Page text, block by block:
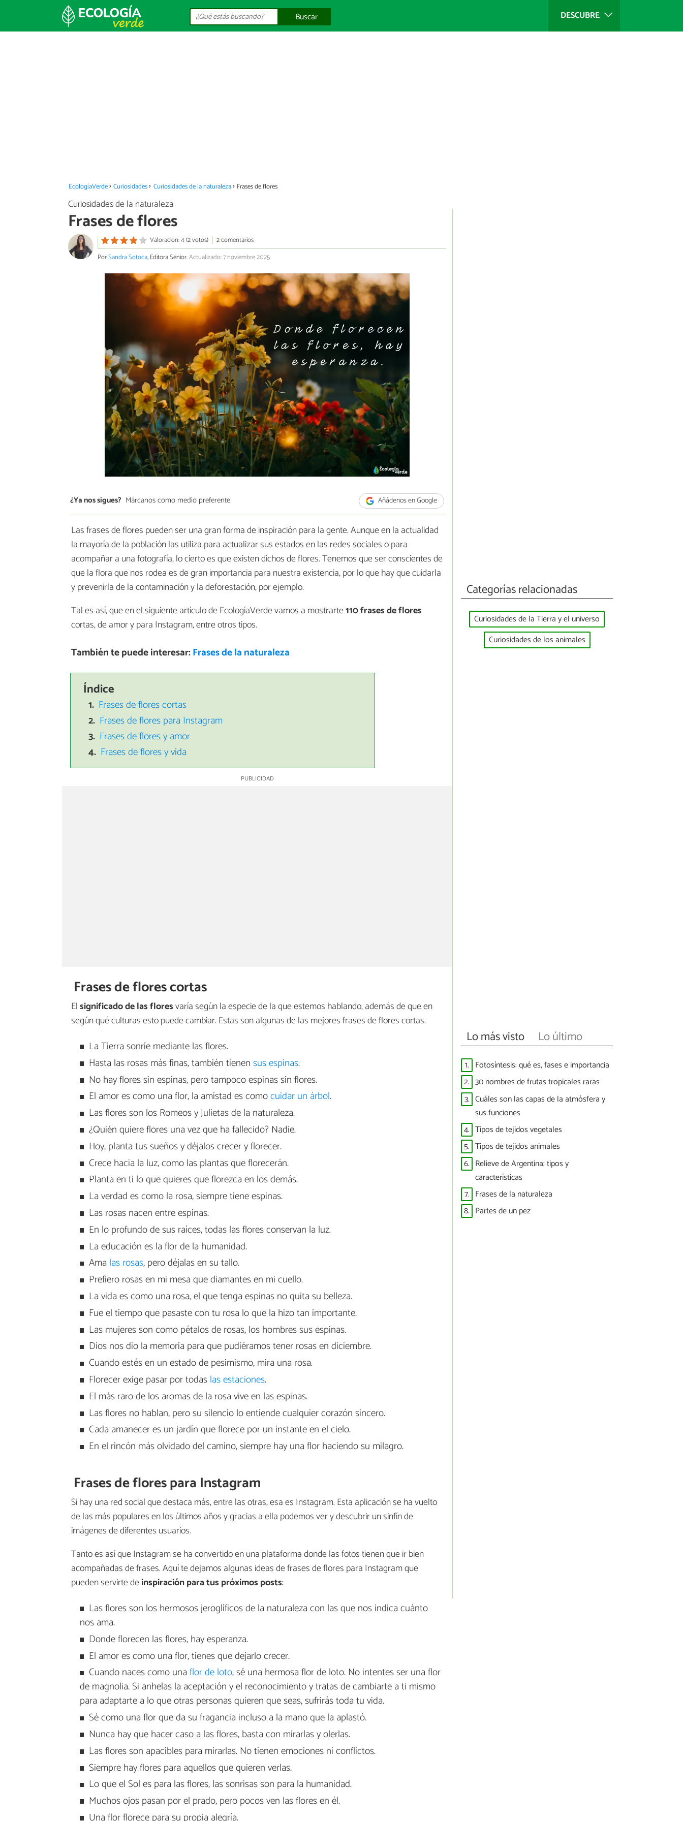
DESCUBRE
Buscar
EcologíaVerde Curiosidades Curiosidades de la naturaleza Frases de flores
Curiosidades de la naturaleza
Frases de flores
Valoración: 4 (2 votos)
2 comentarios
PorSandra Sotoca, Editora Sénior.Actualizado: 7 noviembre 2025
¿Ya nos sigues? Márcanos como medio preferente Añádenos en Google
Las frases de flores pueden ser una gran forma de inspiración para la gente. Aunque en la actualidad
la mayoría de la población las utiliza para actualizar sus estados en las redes sociales o para
acompañar a una fotografía, lo cierto es que existen dichos de flores. Tenemos que ser conscientes de
que la flora que nos rodea es de gran importancia para nuestra existencia, por lo que hay que cuidarla
y prevenirla de la contaminación y la deforestación, por ejemplo.
Tal es así, que en el siguiente artículo de EcologíaVerde vamos a mostrarte110 frases de flores
cortas, de amor y para Instagram, entre otros tipos.
También te puede interesar:Frases de la naturaleza
Índice
Frases de flores cortas
Frases de flores para Instagram
Frases de flores y amor
Frases de flores y vida
Frases de flores cortas
Elsignificado de las floresvaría según la especie de la que estemos hablando, además de que en
según qué culturas esto puede cambiar. Estas son algunas de las mejores frases de flores cortas.
La Tierra sonríe mediante las flores.
Hasta las rosas más finas, también tienensus espinas.
No hay flores sin espinas, pero tampoco espinas sin flores.
El amor es como una flor, la amistad es comocuidar un árbol.
Las flores son los Romeos y Julietas de la naturaleza.
¿Quién quiere flores una vez que ha fallecido? Nadie.
Hoy, planta tus sueños y déjalos crecer y florecer.
Crece hacia la luz, como las plantas que florecerán.
Planta en ti lo que quieres que florezca en los demás.
La verdad es como la rosa, siempre tiene espinas.
Las rosas nacen entre espinas.
En lo profundo de sus raíces, todas las flores conservan la luz.
La educación es la flor de la humanidad.
Ama las rosas, pero déjalas en su tallo.
Prefiero rosas en mi mesa que diamantes en mi cuello.
La vida es como una rosa, el que tenga espinas no quita su belleza.
Fue el tiempo que pasaste con tu rosa lo que la hizo tan importante.
Las mujeres son como pétalos de rosas, los hombres sus espinas.
Dios nos dio la memoria para que pudiéramos tener rosas en diciembre.
Cuando estés en un estado de pesimismo, mira una rosa.
Florecer exige pasar por todaslas estaciones.
El más raro de los aromas de la rosa vive en las espinas.
Las flores no hablan, pero su silencio lo entiende cualquier corazón sincero.
Cada amanecer es un jardín que florece por un instante en el cielo.
En el rincón más olvidado del camino, siempre hay una flor haciendo su milagro.
Frases de flores para Instagram
Si hay una red social que destaca más, entre las otras, esa es Instagram. Esta aplicación se ha vuelto
de las más populares en los últimos años y gracias a ella podemos ver y descubrir un sinfín de
imágenes de diferentes usuarios.
Tanto es así que Instagram se ha convertido en una plataforma donde las fotos tienen que ir bien
acompañadas de frases. Aquí te dejamos algunas ideas de frases de flores para Instagram que
pueden servirte deinspiración para tus próximos posts:
Las flores son los hermosos jeroglíficos de la naturaleza con las que nos indica cuánto
nos ama.
Donde florecen las flores, hay esperanza.
El amor es como una flor, tienes que dejarlo crecer.
Cuando naces como unaflor de loto, sé una hermosa flor de loto. No intentes ser una flor
de magnolia. Si anhelas la aceptación y el reconocimiento y tratas de cambiarte a ti mismo
para adaptarte a lo que otras personas quieren que seas, sufrirás toda tu vida.
Sé como una flor que da su fragancia incluso a la mano que la aplastó.
Nunca hay que hacer caso a las flores, basta con mirarlas y olerlas.
Las flores son apacibles para mirarlas. No tienen emociones ni conflictos.
Siempre hay flores para aquellos que quieren verlas.
Lo que el Sol es para las flores, las sonrisas son para la humanidad.
Muchos ojos pasan por el prado, pero pocos ven las flores en él.
Una flor florece para su propia alegría.
Categorías relacionadas
Curiosidades de la Tierra y el universo
Curiosidades de los animales
Lo más visto Lo último
1. Fotosíntesis: qué es, fases e importancia
2. 30 nombres de frutas tropicales raras
3. Cuáles son las capas de la atmósfera y
sus funciones
4. Tipos de tejidos vegetales
5. Tipos de tejidos animales
6. Relieve de Argentina: tipos y
características
7. Frases de la naturaleza
8. Partes de un pez